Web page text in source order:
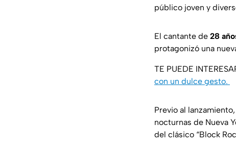
público joven y
El cantante de 28
protagonizó una
TE PUEDE
con un dulce gesto.
Previo al lanzamiento,
nocturnas de Nueva
del clásico “Block